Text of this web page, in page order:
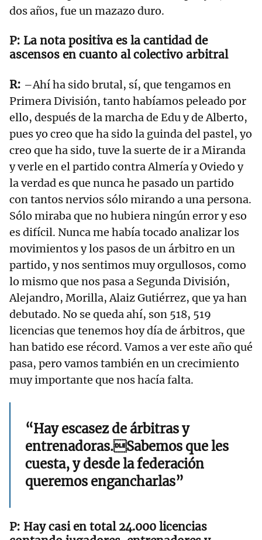
dos años, fue un mazazo duro.
La nota positiva es la cantidad de
ascensos en cuanto al colectivo arbitral
–Ahí ha sido brutal, sí, que tengamos en
Primera División, tanto habíamos peleado por
ello, después de la marcha de Edu y de Alberto,
pues yo creo que ha sido la guinda del pastel, yo
creo que ha sido, tuve la suerte de ir a Miranda
y verle en el partido contra Almería y Oviedo y
la verdad es que nunca he pasado un partido
con tantos nervios sólo mirando a una persona.
Sólo miraba que no hubiera ningún error y eso
es difícil. Nunca me había tocado analizar los
movimientos y los pasos de un árbitro en un
partido, y nos sentimos muy orgullosos, como
lo mismo que nos pasa a Segunda División,
Alejandro, Morilla, Alaiz Gutiérrez, que ya han
debutado. No se queda ahí, son 518, 519
licencias que tenemos hoy día de árbitros, que
han batido ese récord. Vamos a ver este año qué
pasa, pero vamos también en un crecimiento
muy importante que nos hacía falta.
“Hay escasez de árbitras y
entrenadoras.Sabemos que les
cuesta, y desde la federación
queremos engancharlas”
Hay casi en total 24.000 licencias